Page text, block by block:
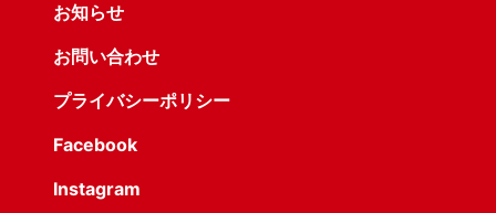
お知らせ
お問い合わせ
プライバシーポリシー
Facebook
Instagram